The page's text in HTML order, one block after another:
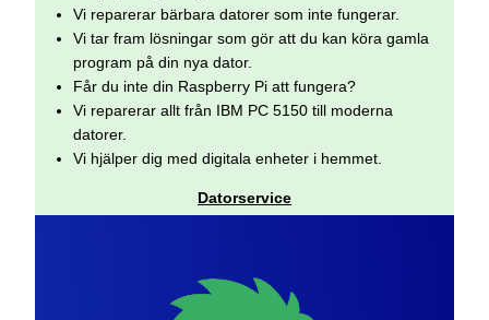
Vi reparerar bärbara datorer som inte fungerar.
Vi tar fram lösningar som gör att du kan köra gamla
program på din nya dator.
Får du inte din Raspberry Pi att fungera?
Vi reparerar allt från IBM PC 5150 till moderna
datorer.
Vi hjälper dig med digitala enheter i hemmet.
Datorservice